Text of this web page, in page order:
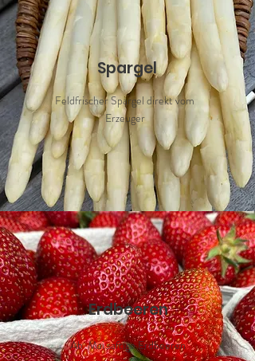
Spargel
Feldfrischer Spargel direkt vom
Erzeuger
Erdbeeren
Ab Mai saftige Erdbeeren